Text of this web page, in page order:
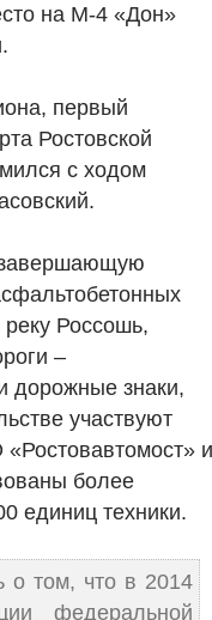
на М-4 «Дон»
первый
Ростовской
с ходом
реку Россошь,
–
дорожные знаки,
участвуют
более
единиц техники.
о том, что в 2014
федеральной